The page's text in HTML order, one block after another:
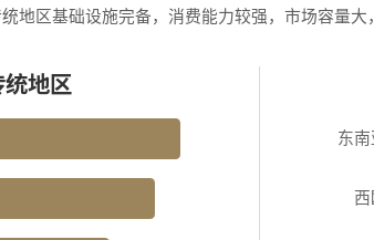
地区基础设施完备，消费能力较强，市场容量
统地区
东南